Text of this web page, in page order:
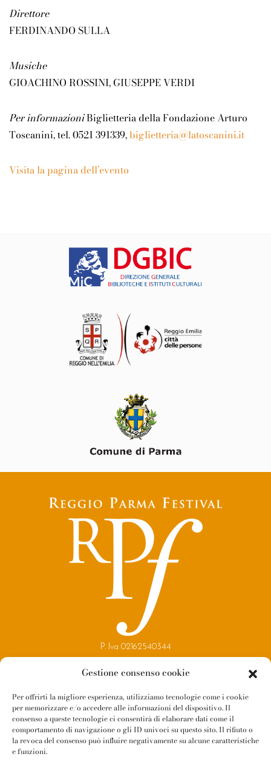
Gestione consenso cookie
Per offrirti la migliore esperienza, utilizziamo tecnologie come i cookie
per memorizzare e/o accedere alle informazioni del dispositivo. Il
consenso a queste tecnologie ci consentirà di elaborare dati come il
comportamento di navigazione o gli ID univoci su questo sito. Il rifiuto o
la revoca del consenso può influire negativamente su alcune caratteristiche
e funzioni.
Direttore
FERDINANDO SULLA
Musiche
GIOACHINO ROSSINI, GIUSEPPE VERDI
Per informazioniBiglietteria della Fondazione Arturo
Toscanini, tel. 0521 391339,biglietteria@latoscanini.it
Visita la pagina dell’evento
P. Iva 02162540344
Reggio Parma Festival
Contatti
Newsletter
Amministrazione Trasparente